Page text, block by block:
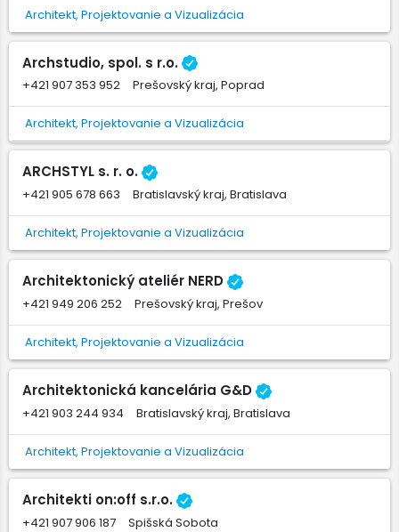
Architekt, Projektovanie a Vizualizácia
Archstudio, spol. s r.o.
+421 907 353 952 Prešovský kraj, Poprad
Architekt, Projektovanie a Vizualizácia
ARCHSTYL s. r. o.
+421 905 678 663 Bratislavský kraj, Bratislava
Architekt, Projektovanie a Vizualizácia
Architektonický ateliér NERD
+421 949 206 252 Prešovský kraj, Prešov
Architekt, Projektovanie a Vizualizácia
Architektonická kancelária G&D
+421 903 244 934 Bratislavský kraj, Bratislava
Architekt, Projektovanie a Vizualizácia
Architekti on:off s.r.o.
+421 907 906 187 Spišská Sobota